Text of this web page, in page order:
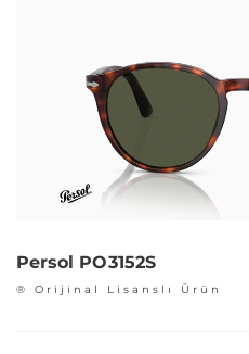
Persol PO3152S
® Orijinal Lisanslı Ürün